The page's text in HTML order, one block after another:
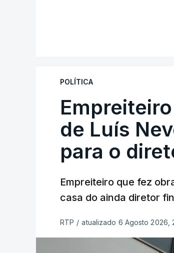
POLÍTICA
de Luís
para o
Empreiteiro que fez
casa do ainda diretor
RTP / atualizado 6 Agosto 2026,